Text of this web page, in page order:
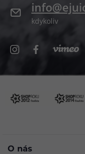
kdykoliv
O nás